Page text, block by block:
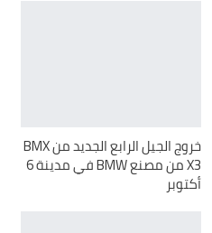
خروج الجيل الرابع الجديد من BMX
X3 من مصنع BMW في مدينة 6
أكتوبر